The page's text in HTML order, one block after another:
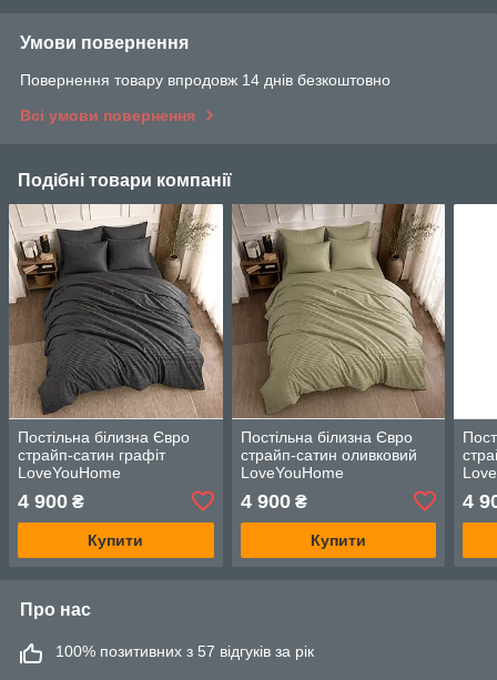
Умови повернення
Повернення товару впродовж 14 днів безкоштовно
Всі умови повернення
Подібні товари компанії
Постільна білизна Євро
страйп-сатин графіт
LoveYouHome
4 900 ₴
Купити
Постільна білизна Євро
страйп-сатин оливковий
LoveYouHome
4 900₴
Купити
4
Про нас
100% позитивних з 57 відгуків за рік